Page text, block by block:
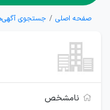
صفحه اصلی جستجوی
نامشخص